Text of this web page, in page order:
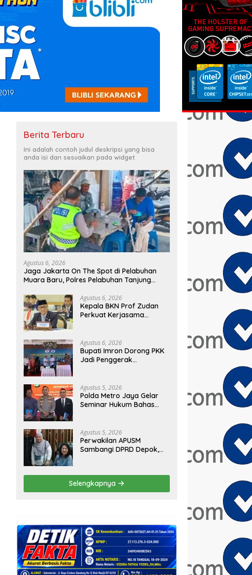
Berita Terbaru
Ini adalah contoh judul deskripsi yang bisa
anda isi dan sesuaikan pada widget
Agustus 6, 2026
Jaga Jakarta On The Spot di Pelabuhan
Muara Baru, Polres Pelabuhan Tanjung
Masyarakat
Agustus 6, 2026
Kepala BKN Prof Zudan
Perkuat Kerjasama
Kelola ASN di ASEAN
Agustus 6, 2026
Bupati Imron Dorong PKK
Jadi Penggerak
2045
Agustus 5, 2026
Polda Metro Jaya Gelar
Seminar Hukum Bahas
KUHAP Baru
Agustus 5, 2026
Perwakilan APUSM
Sambangi DPRD Depok,
Mansion
Selengkapnya